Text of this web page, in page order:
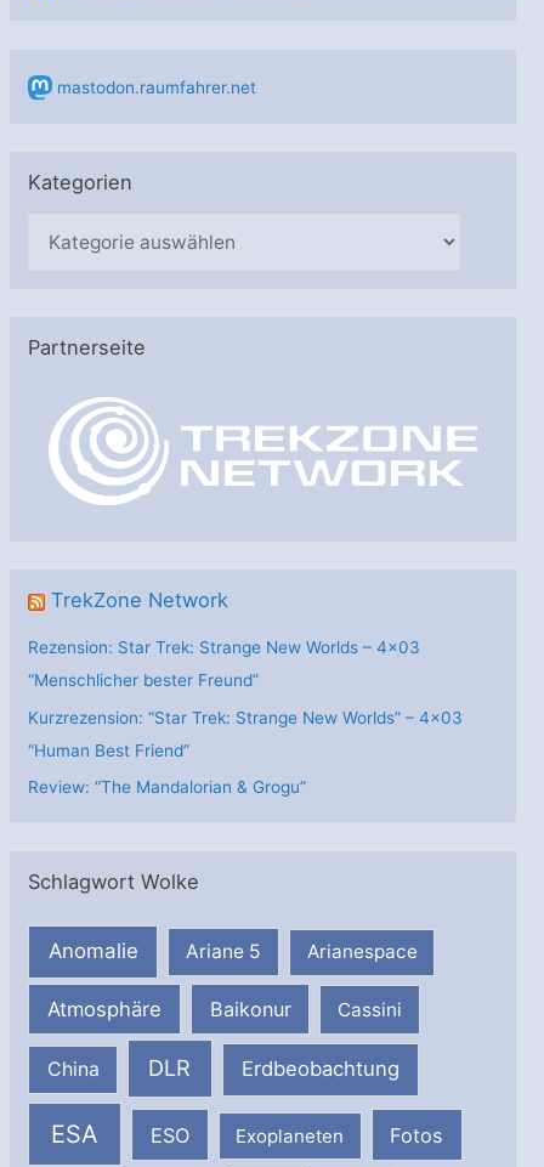
mastodon.raumfahrer.net
Kategorien
g
Partnerseite
TrekZone Network
Rezension: Star Trek: Strange New Worlds – 4×03
“Menschlicher bester Freund”
Kurzrezension: “Star Trek: Strange New Worlds” – 4×03
“Human Best Friend”
Review: “The Mandalorian & Grogu”
Schlagwort Wolke
Anomalie Ariane 5 Arianespace
Atmosphäre Baikonur Cassini
China DLR Erdbeobachtung
ESA ESO Exoplaneten Fotos